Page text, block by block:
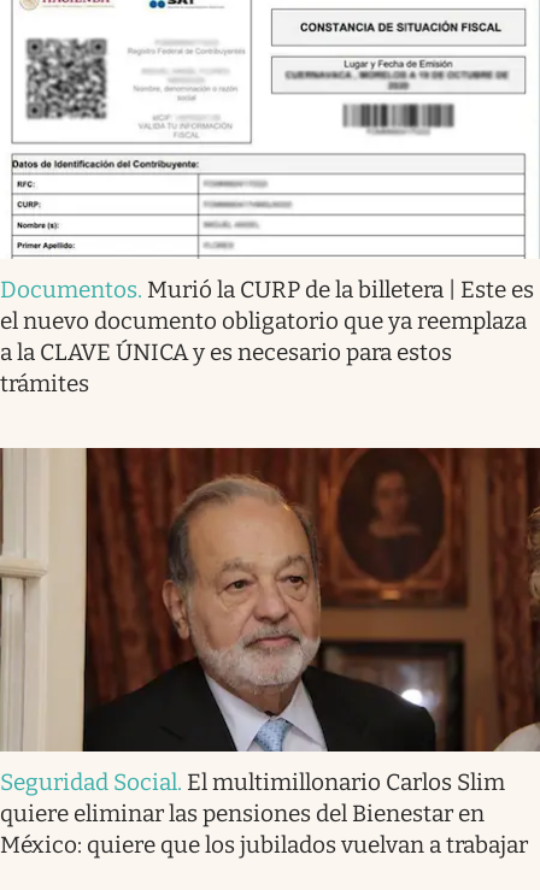
Documentos. Murió la CURP de la billetera | Este es
el nuevo documento obligatorio que ya reemplaza
a la CLAVE ÚNICA y es necesario para estos
trámites
Seguridad Social. El multimillonario Carlos Slim
quiere eliminar las pensiones del Bienestar en
México: quiere que los jubilados vuelvan a trabajar